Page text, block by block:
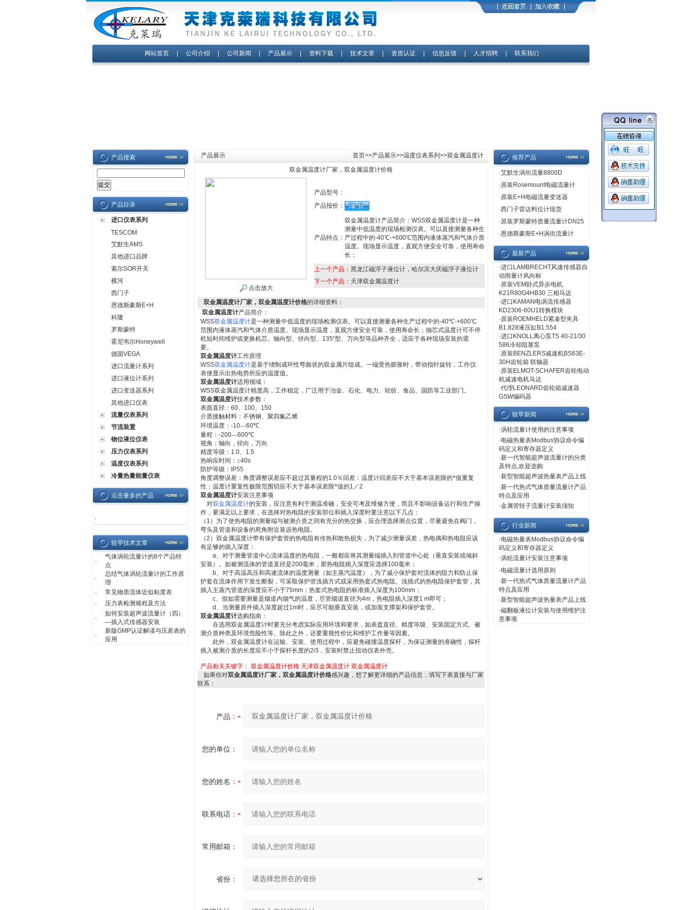
网站首页| 公司介绍 公司新闻 产品展示| 资料下载| 技术文章| 资质认证| 信息反馈| 人才招聘| 联系我们
产品搜索
产品目录
进口仪表系列
TESCOM
艾默生AMS
其他进口品牌
索尔SOR开关
横河
西门子
恩德斯豪斯E+H
科隆
罗斯蒙特
霍尼韦尔Honeywell
德国VEGA
进口流量计系列
进口液位计系列
进口变送器系列
其他进口仪表
流量仪表系列
节流装置
物位液位仪表
压力仪表系列
温度仪表系列
冷量热量能量仪表
点击量多的产品
·
较早技术文章
·
气体涡轮流量计的8个产品特
点
·
总结气体涡轮流量计的工作原
理
·
常见物质流体近似粘度表
·
压力表检测规程及方法
·
如何安装超声波流量计（四）
—插入式传感器安装
·
新版GMP认证解读与压差表的
应用
产品展示 首页>>产品展示>>温度仪表系列 >>双金属温度计
双金属温度计厂家，双金属温度计价格
点击放大
产品型号：
产品报价：
产品特点：
双金属温度计产品简介：WSS双金属温度计是一种
测量中低温度的现场检测仪表。可以直接测量各种生
产过程中的-40℃-+600℃范围内液体蒸汽和气体介质
温度。现场显示温度，直观方便安全可靠，使用寿命
长；
上一个产品： 黑龙江磁浮子液位计，哈尔滨大庆磁浮子液位计
下一个产品： 天津双金属温度计
双金属温度计厂家，双金属温度计价格的详细资料：
双金属温度计产品简介：
WSS双金属温度计是一种测量中低温度的现场检测仪表。可以直接测量各种生产过程中的-40℃-+600℃
范围内液体蒸汽和气体介质温度。现场显示温度，直观方便安全可靠，使用寿命长；抽芯式温度计可不停
机短时间维护或更换机芯。轴向型、径向型、 135º型、万向型等品种齐全，适应于各种现场安装的需
要。
双金属温度计工作原理
WSS双金属温度计是基于绕制成环性弯曲状的双金属片组成。一端受热膨胀时，带动指针旋转，工作仪
表便显示出热电势所应的温度值。
双金属温度计适用领域：
WSS双金属温度计精度高，工作稳定，广泛用于冶金、石化、电力、轻纺、食品、国防等工业部门。
双金属温度计技术参数：
表面直径： 60、 100、 150
介质接触材料：不锈钢、聚四氟乙烯
环境温度： -10—60℃
量程： -200—600℃
视角：轴向，径向，万向
精度等级： 1.0、 1.5
热响应时间：≤40s
防护等级：
IP55
角度调整误差：角度调整误差应不超过其量程的1.0％回差：温度计回差应不大于基本误差限的*值重复
性：温度计重复性极限范围切应不大于基本误差限*值的1 ／2
双金属温度计安装注意事项
对双金属温度计的安装，应注意有利于测温准确，安全可考及维修方便，而且不影响设备运行和生产操
作，要满足以上要求，在选择对热电阻的安装部位和插入深度时要注意以下几点：
（ 1 ）为了使热电阻的测量端与被测介质之间有充分的热交换，应合理选择测点位置，尽量避免在阀门，
弯头及管道和设备的死角附近装设热电阻。
（2 ）双金属温度计带有保护套管的热电阻有传热和散热损失，为了减少测量误差，热电偶和热电阻应该
有足够的插入深度：
a、对于测量管道中心流体温度的热电阻，一般都应将其测量端插入到管道中心处 （垂直安装或倾斜
安装 ） 。如被测流体的管道直径是200毫米 ，那热电阻插入深度应选择100毫米 ；
b、对于高温高压和高速流体的温度测量 （如主蒸汽温度）
，为了减小保护套对流体的阻力和防止保
护套在流体作用下发生断裂，可采取保护管浅插方式或采用热套式热电阻。浅插式的热电阻保护套管，其
插入主蒸汽管道的深度应不小于75mm ；热套式热电阻的标准插入深度为100mm ；
c、假如需要测量是烟道内烟气的温度，尽管烟道直径为4m ，热电阻插入深度1 m即可；
d 、当测量原件插入深度超过1m时，应尽可能垂直安装，或加装支撑架和保护套管。
双金属温度计选购指南：
在选用双金属温度计时要充分考虑实际应用环境和要求，如表盘直径、精度等级、安装固定方式、被
测介质种类及环境危险性等。除此之外，还要重视性价比和维护工作量等因素。
此外，双金属温度计在运输、安装、使用过程中，应避免碰撞温度探杆，为保证测量的准确性，探杆
插入被测介质的长度应不小于探杆长度的2/3 ，安装时禁止扭动仪表外壳。
产品相关关键字： 双金属温度计价格 天津双金属温度计 双金属温度计
如果你对双金属温度计厂家，双金属温度计价格感兴趣，想了解更详细的产品信息，填写下表直接与厂家
联系：
产品：
您的单位：
您的姓名：
联系电话：
常用邮箱：
省份：
推荐产品
·艾默生涡街流量8800D
·原装Rosemount电磁流量计
·原装E+H电磁流量变送器
·西门子雷达料位计现货
·原装罗斯蒙特质量流量计DN25
·恩德斯豪斯E+H涡街流量计
最新产品
·进口LAMBRECHT风速传感器自
动雨量计风向标
·原装VEM卧式异步电机
K21R80G4HB30 三相马达
·进口KAMAN电涡流传感器
KD2306-60U1转换模块
·原装ROEMHELD紧凑型夹具
B1.828液压缸B1.554
·进口KNOLL离心泵TS 40-21/30
586冷却阻塞泵
·原装BENZLERS减速机BS63E-
30H齿轮箱 联轴器
·原装ELMOT-SCHAFER齿轮电动
机减速电机马达
·代理LEONARD齿轮箱减速器
GSW编码器
较早新闻
·涡轮流量计使用的注意事项
·电磁热量表Modbus协议命令编
码定义和寄存器定义
·新一代智能超声波流量计的分类
及特点,欢迎选购
·新型智能超声波热量表产品上线
·新一代热式气体质量流量计产品
特点及应用
·金属管转子流量计安装须知
行业新闻
·电磁热量表Modbus协议命令编
码定义和寄存器定义
·涡轮流量计安装注意事项
·电磁流量计选用原则
·新一代热式气体质量流量计产品
特点及应用
·新型智能超声波热量表产品上线
·磁翻板液位计安装与使用维护注
意事项